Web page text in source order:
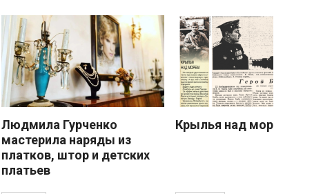
Людмила Гурченко
мастерила наряды из
платков, штор и детских
платьев
Крылья над морем